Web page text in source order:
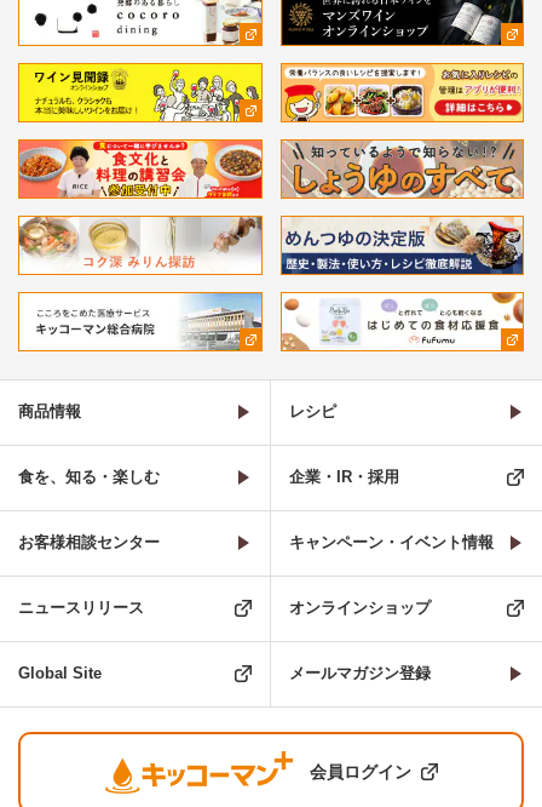
商品情報 レシピ
食を、知る・楽しむ 企業・IR・採用
お客様相談センター キャンペーン・イベント情報
ニュースリリース オンラインショップ
Global Site メールマガジン登録
会員ログイン